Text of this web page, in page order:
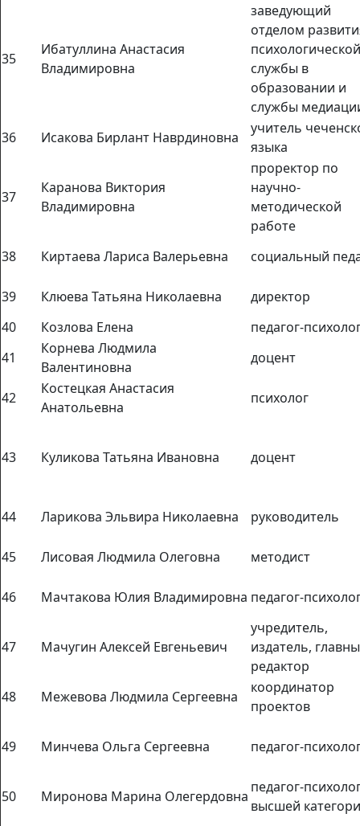
35
Ибатуллина Анастасия
Владимировна
заведующий
отделом
психологической
службы в
образовании и
службы
36
Исакова Бирлант Наврдиновна
учитель
языка
37
Каранова Виктория
Владимировна
проректор по
научно-
методической
работе
38
Киртаева Лариса Валерьевна социальный
39 Клюева Татьяна Николаевна
директор
40
Козлова Елена
педагог-
41
Корнева Людмила
Валентиновна
доцент
42
Костецкая Анастасия
Анатольевна
психолог
43 Куликова Татьяна Ивановна доцент
44 Ларикова Эльвира Николаевна руководитель
45 Лисовая Людмила Олеговна методист
46 Мачтакова Юлия Владимировна педагог-
47 Мачугин Алексей Евгеньевич
учредитель,
издатель,
редактор
48
Межевова Людмила Сергеевна
координатор
проектов
49 Минчева Ольга Сергеевна педагог-
50 Миронова Марина Олегердовна
педагог-
высшей